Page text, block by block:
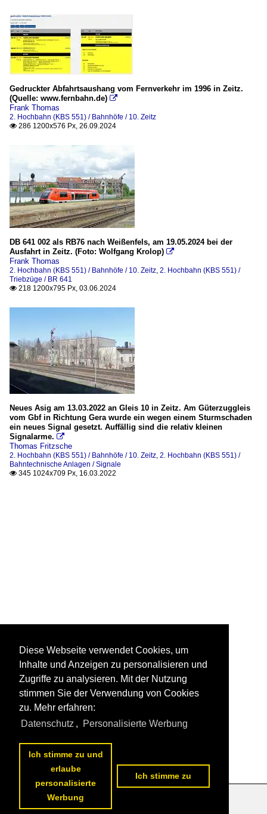
Gedruckter Abfahrtsaushang vom Fernverkehr im 1996 in Zeitz.
(Quelle: www.fernbahn.de) 
Frank Thomas
2. Hochbahn (KBS 551) / Bahnhöfe / 10. Zeitz
 286 1200x576 Px, 26.09.2024
DB 641 002 als RB76 nach Weißenfels, am 19.05.2024 bei der
Ausfahrt in Zeitz. (Foto: Wolfgang Krolop) 
Frank Thomas
2. Hochbahn (KBS 551) / Bahnhöfe / 10. Zeitz, 2. Hochbahn (KBS 551) /
Triebzüge / BR 641
 218 1200x795 Px, 03.06.2024
Neues Asig am 13.03.2022 an Gleis 10 in Zeitz. Am Güterzuggleis
vom Gbf in Richtung Gera wurde ein wegen einem Sturmschaden
ein neues Signal gesetzt. Auffällig sind die relativ kleinen
Signalarme. 
Thomas Fritzsche
2. Hochbahn (KBS 551) / Bahnhöfe / 10. Zeitz, 2. Hochbahn (KBS 551) /
Bahntechnische Anlagen / Signale
 345 1024x709 Px, 16.03.2022
Diese Webseite verwendet Cookies, um
Inhalte und Anzeigen zu personalisieren und
Zugriffe zu analysieren. Mit der Nutzung
stimmen Sie der Verwendung von Cookies
zu. Mehr erfahren:
Datenschutz , Personalisierte Werbung
Ich stimme zu und
erlaube
personalisierte
Werbung
Ich stimme zu